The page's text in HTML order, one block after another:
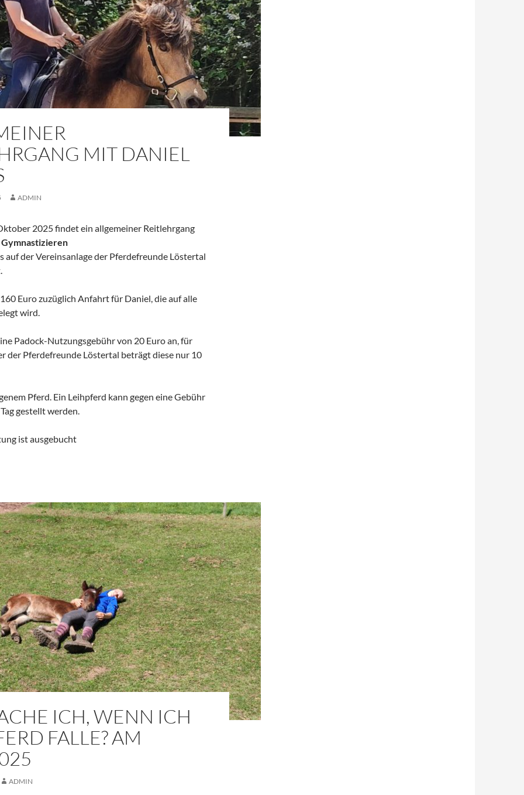
MIT DANIEL
ADMIN
2025 findet ein allgemeiner Reitlehrgang
auf der Vereinsanlage der Pferdefreunde Löstertal
Euro zuzüglich Anfahrt für Daniel, die auf alle
wird.
Padock-Nutzungsgebühr von 20 Euro an, für
der Pferdefreunde Löstertal beträgt diese nur 10
Pferd. Ein Leihpferd kann gegen eine Gebühr
gestellt werden.
ist ausgebucht
ICH, WENN ICH
FALLE? AM
ADMIN